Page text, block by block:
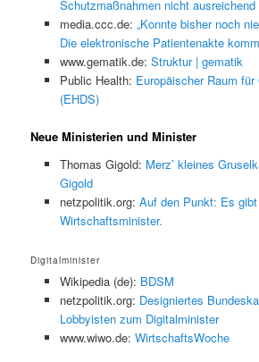
Schutzmaßnahmen nicht ausreichend
media.ccc.de: „Konnte bisher noch
Die elektronische Patientenakte
www.gematik.de: Struktur | gematik
Public Health: Europäischer Raum
(EHDS)
Neue Ministerien und Minister
Thomas Gigold: Merz’ kleines
Gigold
netzpolitik.org: Auf den Punkt: Es
Wirtschaftsminister.
Digitalminister
Wikipedia (de): BDSM
netzpolitik.org: Designiertes
Lobbyisten zum Digitalminister
www.wiwo.de: WirtschaftsWoche